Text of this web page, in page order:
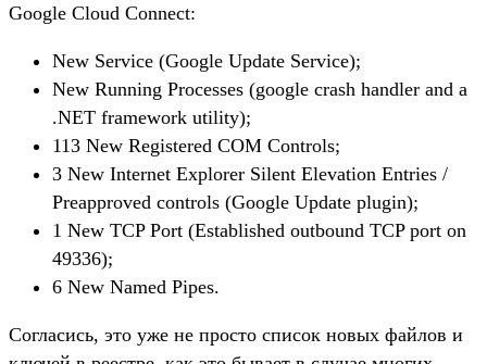
Google Cloud Connect:
New Service (Google Update Service);
New Running Processes (google crash handler and a
.NET framework utility);
113 New Registered COM Controls;
3 New Internet Explorer Silent Elevation Entries /
Preapproved controls (Google Update plugin);
1 New TCP Port (Established outbound TCP port on
49336);
6 New Named Pipes.
Согласись, это уже не просто список новых файлов и